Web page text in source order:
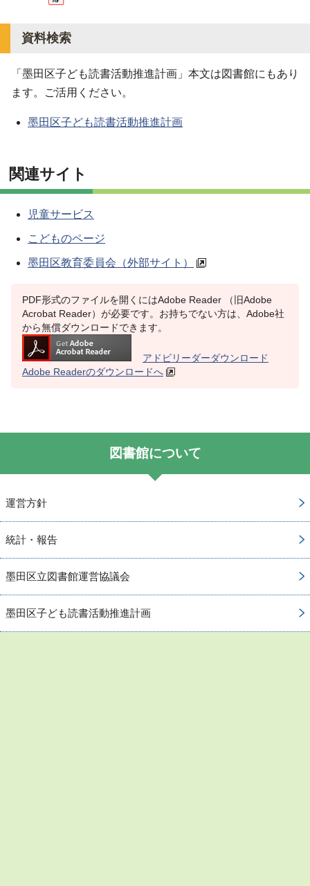
資料検索
「墨田区子ども読書活動推進計画」本文は図書館にもあり
ます。ご活用ください。
墨田区子ども読書活動推進計画
関連サイト
児童サービス
こどものページ
墨田区教育委員会（外部サイト）
PDF形式のファイルを開くにはAdobe Reader （旧Adobe
Acrobat Reader）が必要です。お持ちでない方は、Adobe社
から無償ダウンロードできます。
アドビリーダーダウンロード
Adobe Readerのダウンロードへ
図書館について
運営方針
統計・報告
墨田区立図書館運営協議会
墨田区子ども読書活動推進計画